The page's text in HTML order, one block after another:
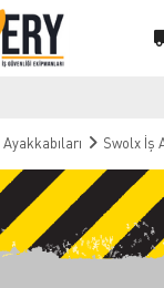
Ayakkabıları Swolx İş